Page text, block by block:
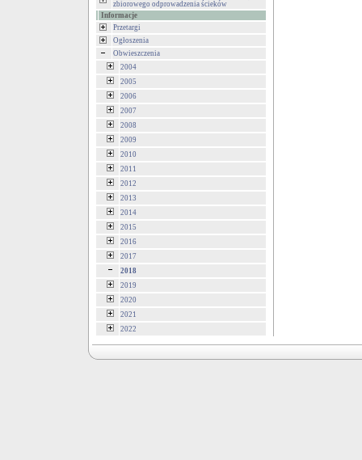
zbiorowego odprowadzenia ścieków
Informacje
Przetargi
Ogłoszenia
Obwieszczenia
2004
2005
2006
2007
2008
2009
2010
2011
2012
2013
2014
2015
2016
2017
2018
2019
2020
2021
2022